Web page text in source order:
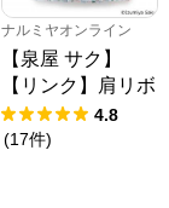
ナルミヤオンライン
【泉屋 サク】
【リンク】肩リボ
ンフラワーキャッ
トワンピース
4.8
(17件)